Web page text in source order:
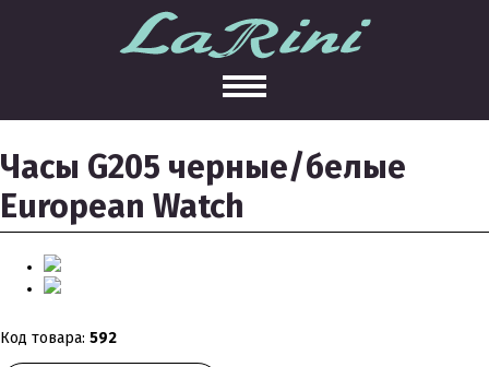
Часы G205 черные/белые
European Watch
Код товара: 592